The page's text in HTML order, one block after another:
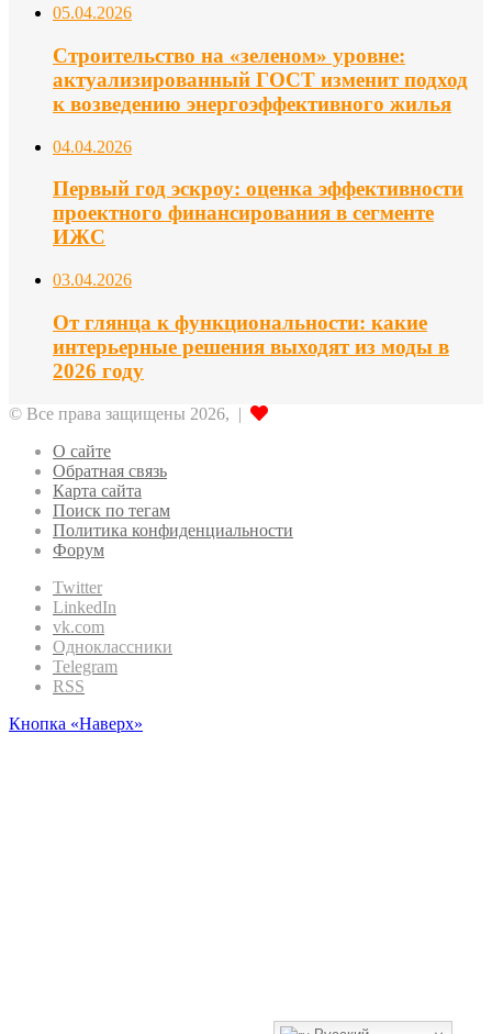
05.04.2026
Строительство на «зеленом» уровне:
актуализированный ГОСТ изменит подход
к возведению энергоэффективного жилья
04.04.2026
Первый год эскроу: оценка эффективности
проектного финансирования в сегменте
ИЖС
03.04.2026
От глянца к функциональности: какие
интерьерные решения выходят из моды в
2026 году
© Все права защищены 2026, |
О сайте
Обратная связь
Карта сайта
Поиск по тегам
Политика конфиденциальности
Форум
Twitter
LinkedIn
vk.com
Одноклассники
Telegram
RSS
Кнопка «Наверх»